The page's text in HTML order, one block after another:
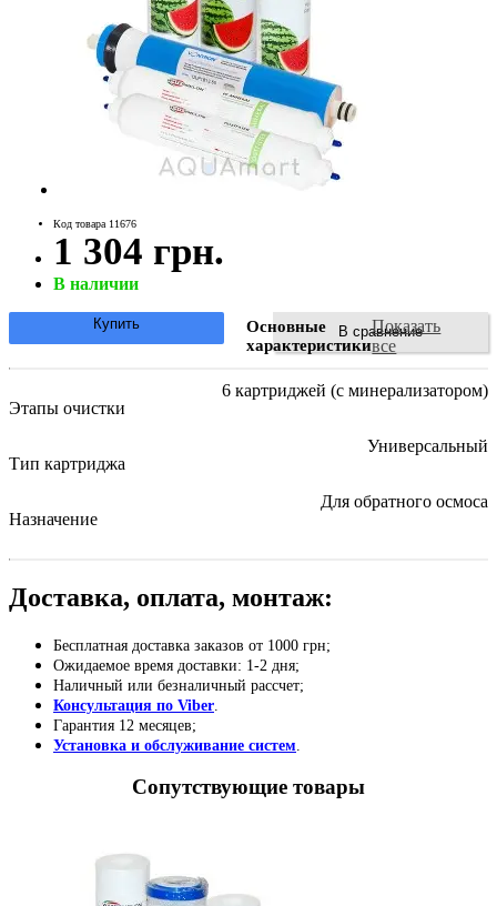
Код товара 11676
1 304 грн.
В наличии
В сравнение
Купить
Основные
характеристики
Показать
все
Этапы очистки
6 картриджей (с минерализатором)
Тип картриджа
Универсальный
Назначение
Для обратного осмоса
Доставка, оплата, монтаж:
Бесплатная доставка заказов от 1000 грн;
Ожидаемое время доставки: 1-2 дня;
Наличный или безналичный рассчет;
Консультация по Viber
Гарантия 12 месяцев;
Установка и обслуживание систем
Сопутствующие товары